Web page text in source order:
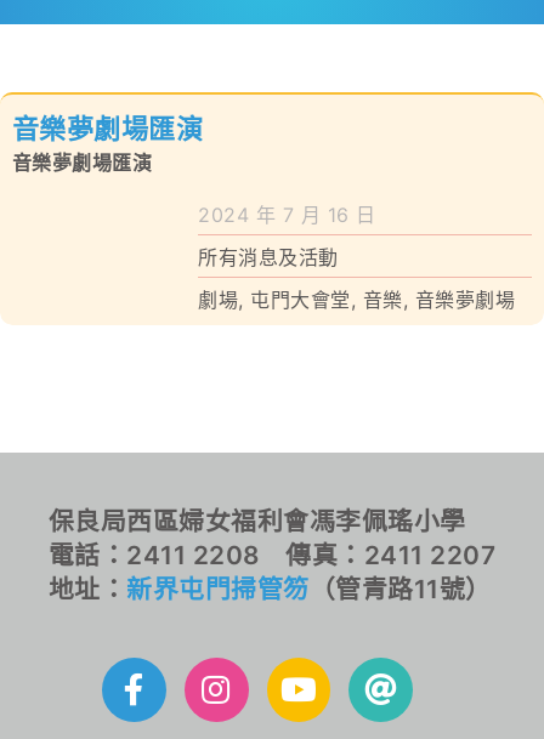
校風及學生支援
對外聯繫
音樂夢劇場匯演
音樂夢劇場匯演
2024 年 7 月 16 日
所有消息及活動
劇場, 屯門大會堂, 音樂, 音樂夢劇場
保良局西區婦女福利會馮李佩瑤小學
電話：2411 2208 傳真：2411 2207
地址： 新界屯門掃管笏 （管青路11號）